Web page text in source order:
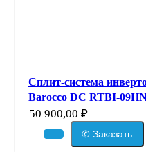
Сплит-система
Barocco DC RTBI-
50 900,00 ₽
✆ Заказать